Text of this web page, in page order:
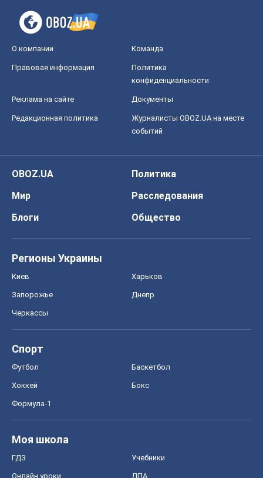
О компании Команда
Правовая информация
Политика
конфиденциальности
Реклама на сайте Документы
Редакционная политика
Журналисты OBOZ.UA на месте
событий
OBOZ.UA
Политика
Мир
Расследования
Блоги
Общество
Регионы Украины
Киев Харьков
Запорожье Днепр
Черкассы
Спорт
Футбол Баскетбол
Хоккей Бокс
Формула-1
Моя школа
ГДЗ Учебники
Онлайн уроки ДПА